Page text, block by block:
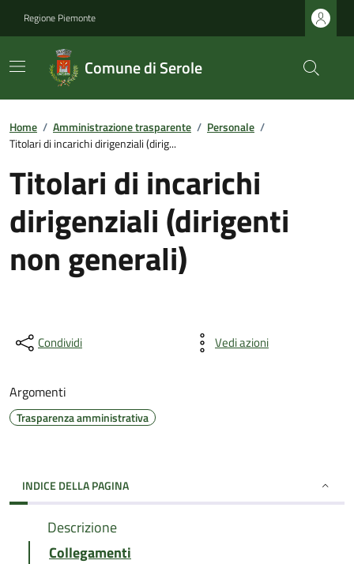
Regione Piemonte
Comune di Serole
Home / Amministrazione trasparente / Personale /
Titolari di incarichi dirigenziali (dirig...
Titolari di incarichi
dirigenziali (dirigenti
non generali)
Condividi Vedi azioni
Argomenti
Trasparenza amministrativa
INDICE DELLA PAGINA
Descrizione
Collegamenti